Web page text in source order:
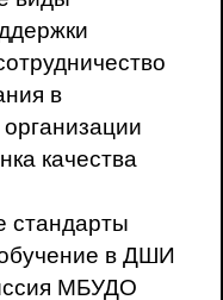
в
качества
стандарты
в ДШИ
МБУДО